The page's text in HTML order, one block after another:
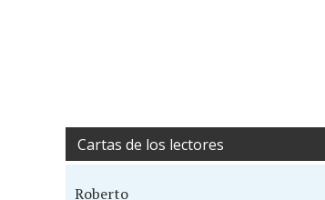
Cartas de los lectores
Roberto